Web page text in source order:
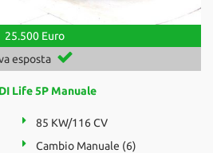
25.500 Euro
esposta
Life 5P Manuale
85 KW/116 CV
Cambio Manuale (6)